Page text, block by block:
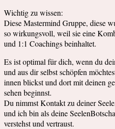
Wichtig zu wissen:
Diese Mastermind Gruppe, diese
so wirkungsvoll, weil sie eine
und 1:1 Coachings beinhaltet.
Es ist optimal für dich, wenn du
und aus dir selbst schöpfen
innen blickst und dort mit deinen
sehen beginnst.
Du nimmst Kontakt zu deiner
und ich bin als deine
verstehst und vertraust.